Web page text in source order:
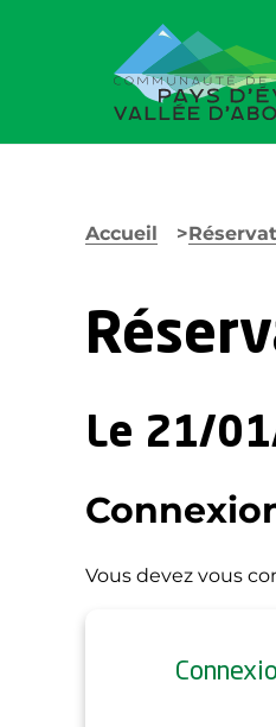
Accueil
Le 21/
Vous devez vous